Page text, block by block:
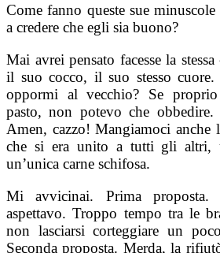
Come fanno queste sue
a credere che egli sia buono?
Mai avrei pensato facesse la
il suo cocco, il suo stesso
oppormi al vecchio? Se
pasto, non potevo che
Amen, cazzo! Mangiamoci anche
che si era unito a tutti gli altri,
un’unica carne schifosa.
Mi avvicinai. Prima
aspettavo. Troppo tempo tra le
non lasciarsi corteggiare un
Seconda proposta. Merda, la